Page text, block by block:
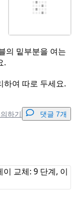
의 밑부분을 여는
.
하여 따로 두세요.
하기 댓글 7개